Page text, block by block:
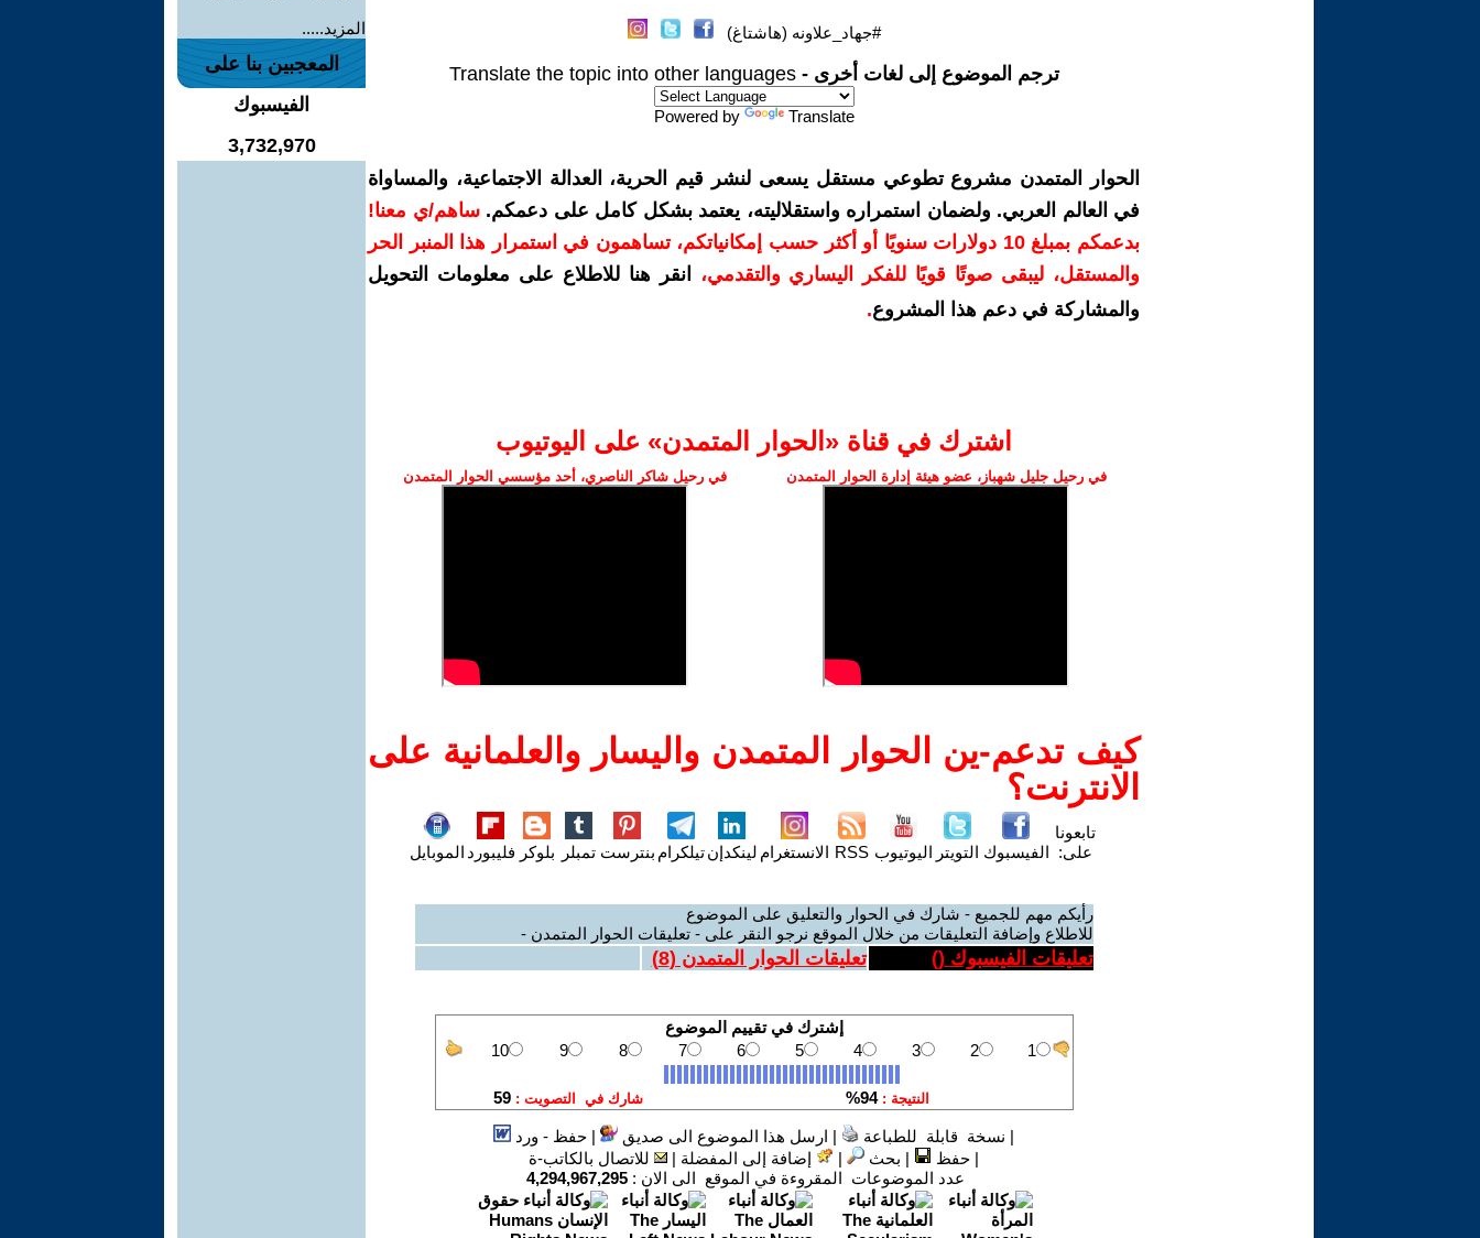
#جهاد_علاونه (هاشتاغ)
ترجم الموضوع إلى لغات أخرى -Translate the topic into other languages
Powered by Translate
الحوار المتمدن مشروع تطوعي مستقل يسعى لنشر قيم الحرية، العدالة الاجتماعية، والمساواة
في العالم العربي. ولضمان استمراره واستقلاليته، يعتمد بشكل كامل على دعمكم.ساهم/ي معنا!
بدعمكم بمبلغ 10 دولارات سنويًا أو أكثر حسب إمكانياتكم، تساهمون في استمرار هذا المنبر الحر
والمستقل، ليبقى صوتًا قويًا للفكر اليساري والتقدمي،
انقر هنا للاطلاع على معلومات التحويل
والمشاركة في دعم هذا المشروع.
اشترك في قناة ‫«الحوار المتمدن» على اليوتيوب
في رحيل جليل شهباز، عضو هيئة إدارة الحوار المتمدن في رحيل شاكر الناصري، أحد مؤسسي الحوار المتمدن
كيف تدعم-ين الحوار المتمدن واليسار والعلمانية على
الانترنت؟
تابعونا
على: الفيسبوك التويتر اليوتيوب RSS الانستغرام لينكدإن تيلكرام بنترست تمبلر بلوكر فليبورد الموبايل
رأيكم مهم للجميع - شارك في الحوار والتعليق على الموضوع
للاطلاع وإضافة التعليقات من خلال الموقع نرجو النقر على - تعليقات الحوار المتمدن -
تعليقات الفيسبوك () تعليقات الحوار المتمدن (8
)
| نسخة قابلة للطباعة | ارسل هذا الموضوع الى صديق | حفظ - ورد
| حفظ | بحث | إضافة إلى المفضلة |
للاتصال بالكاتب-ة
عدد الموضوعات المقروءة في الموقع الى الان :4,294,967,295
المزيد.....
المعجبين بنا على
الفيسبوك
3,732,970